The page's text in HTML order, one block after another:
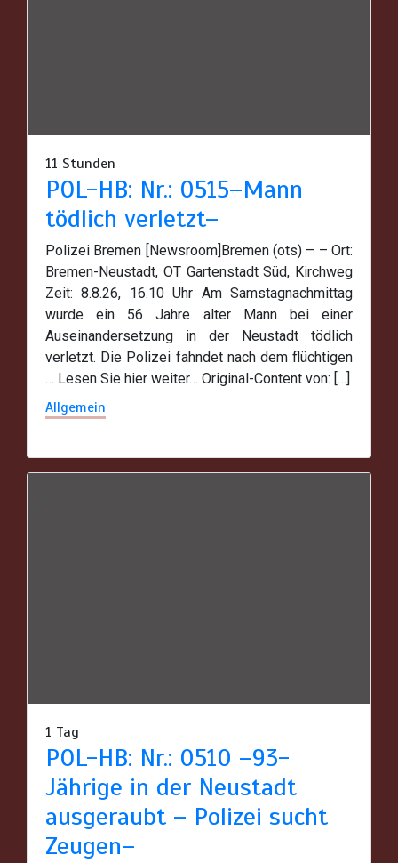
11 Stunden
POL-HB: Nr.: 0515–Mann
tödlich verletzt–
Polizei Bremen [Newsroom]Bremen (ots) – – Ort:
Bremen-Neustadt, OT Gartenstadt Süd, Kirchweg
Zeit: 8.8.26, 16.10 Uhr Am Samstagnachmittag
wurde ein 56 Jahre alter Mann bei einer
Auseinandersetzung in der Neustadt tödlich
verletzt. Die Polizei fahndet nach dem flüchtigen
… Lesen Sie hier weiter… Original-Content von: […]
Allgemein
1 Tag
POL-HB: Nr.: 0510 –93-
Jährige in der Neustadt
ausgeraubt – Polizei sucht
Zeugen–